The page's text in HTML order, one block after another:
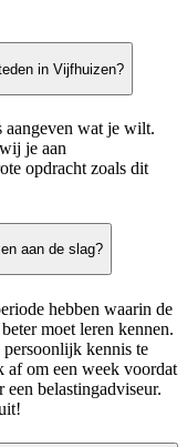
in Vijfhuizen?
aangeven wat je wilt.
je aan
opdracht zoals dit
aan de slag?
hebben waarin de
moet leren kennen.
kennis te
af om een week voordat
een belastingadviseur.